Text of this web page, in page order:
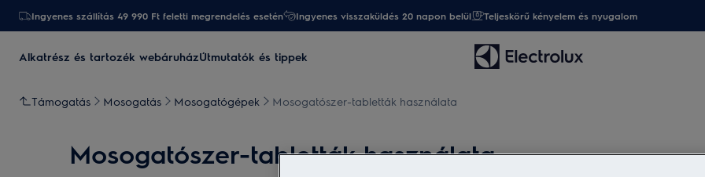
Ingyenes szállítás 49 990 Ft feletti megrendelés esetén Ingyenes visszaküldés 20 napon belül Teljeskörű kényelem és nyugalom
Alkatrész és tartozék webáruházÚtmutatók és tippek
Támogatás Mosogatás Mosogatógépek Mosogatószer-tabletták használata
Mosogatószer-tabletták használata